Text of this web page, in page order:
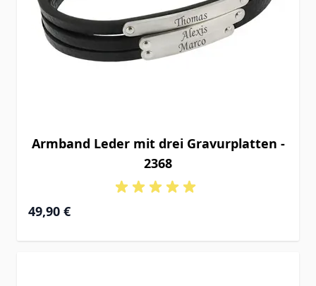
Armband Leder mit drei Gravurplatten -
2368
49,90 €